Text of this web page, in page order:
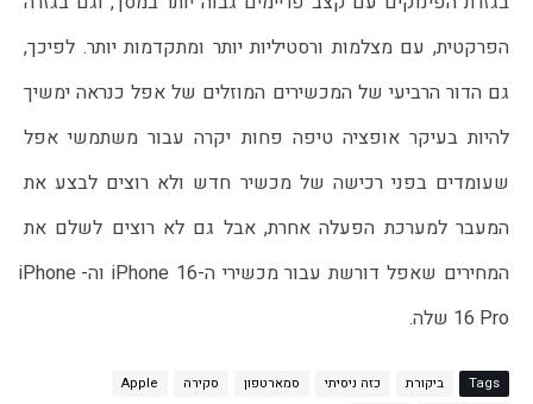
שעומדים בפני רכישה של מכשיר חדש ולא רוצים לבצע את
המעבר למערכת הפעלה אחרת, אבל גם לא רוצים לשלם את
המחירים שאפל דורשת עבור מכשירי ה-iPhone 16 וה-iPhone
16 Pro שלה.
Tags ביקורת כזה ניסיתי סמארטפון סקירה
Apple